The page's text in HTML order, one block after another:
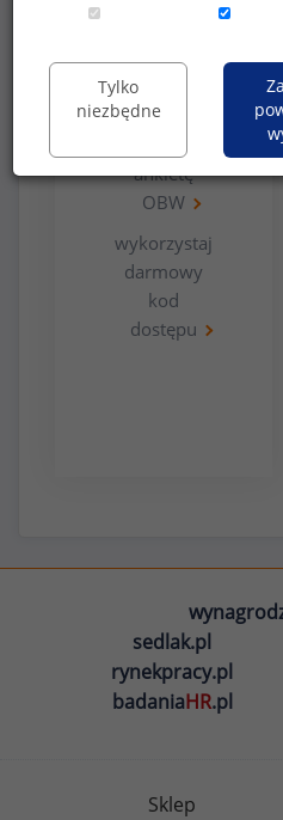
bezpłatna
ankietę
OBW
wykorzystaj
darmowy
kod
dostępu
sedlak.pl
rynekpracy.pl
badaniaHR.pl
Sklep
Tylko
niezbędne